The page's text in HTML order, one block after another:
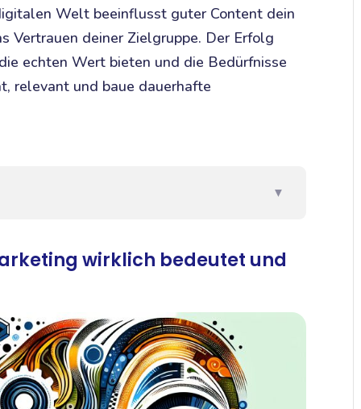
Welt beeinflusst guter Content dein
Vertrauen deiner Zielgruppe. Der Erfolg
echten Wert bieten und die Bedürfnisse
relevant und baue dauerhafte
▼
wirklich bedeutet und